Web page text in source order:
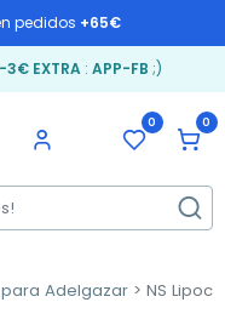
pedidos +65€
-3€ EXTRA: APP-FB ;)
0 0
Adelgazar NS